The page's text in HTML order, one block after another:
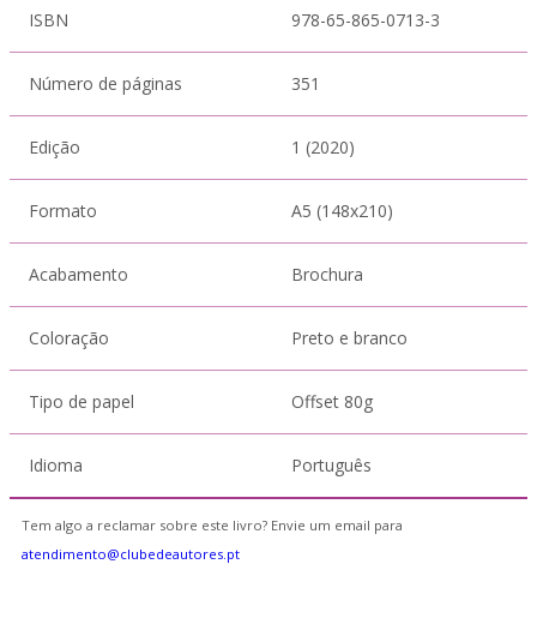
ISBN 978-65-865-0713-3
Número de páginas 351
Edição 1 (2020)
Formato A5 (148x210)
Acabamento Brochura
Coloração Preto e branco
Tipo de papel Offset 80g
Idioma Português
Tem algo a reclamar sobre este livro? Envie um email para
atendimento@clubedeautores.pt